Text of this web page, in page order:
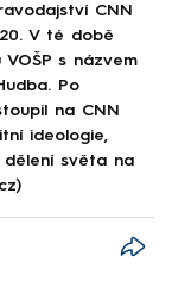
CNN
V té době
s názvem
Po
na CNN
ideologie,
světa na